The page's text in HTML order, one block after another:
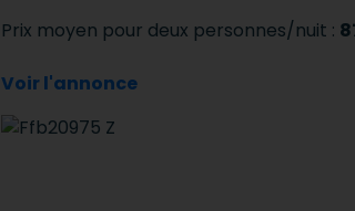
Prix moyen pour deux personnes/nuit :
Voir l'annonce